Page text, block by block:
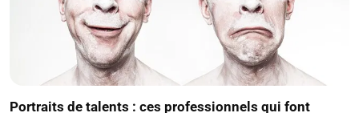
Portraits de talents : ces professionnels qui font